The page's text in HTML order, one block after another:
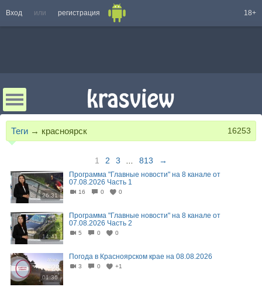
Вход или регистрация 18+
Теги → красноярск 16253
1 2 3 813 →
26:31
Программа "Главные новости" на 8 канале от
07.08.2026 Часть 1
16 0 0
14:41
Программа "Главные новости" на 8 канале от
07.08.2026 Часть 2
5 0 0
01:36
Погода в Красноярском крае на 08.08.2026
3 0 +1